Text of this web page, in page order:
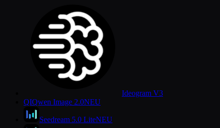
Ideogram V3
QIQwen Image 2.0NEU
Seedream 5.0 LiteNEU